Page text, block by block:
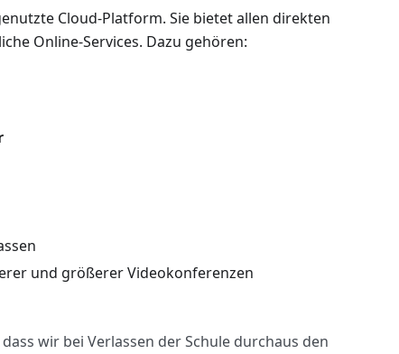
Cloud-Platform. Sie bietet allen direkten
Online-Services. Dazu gehören:
und größerer Videokonferenzen
wir bei Verlassen der Schule durchaus den